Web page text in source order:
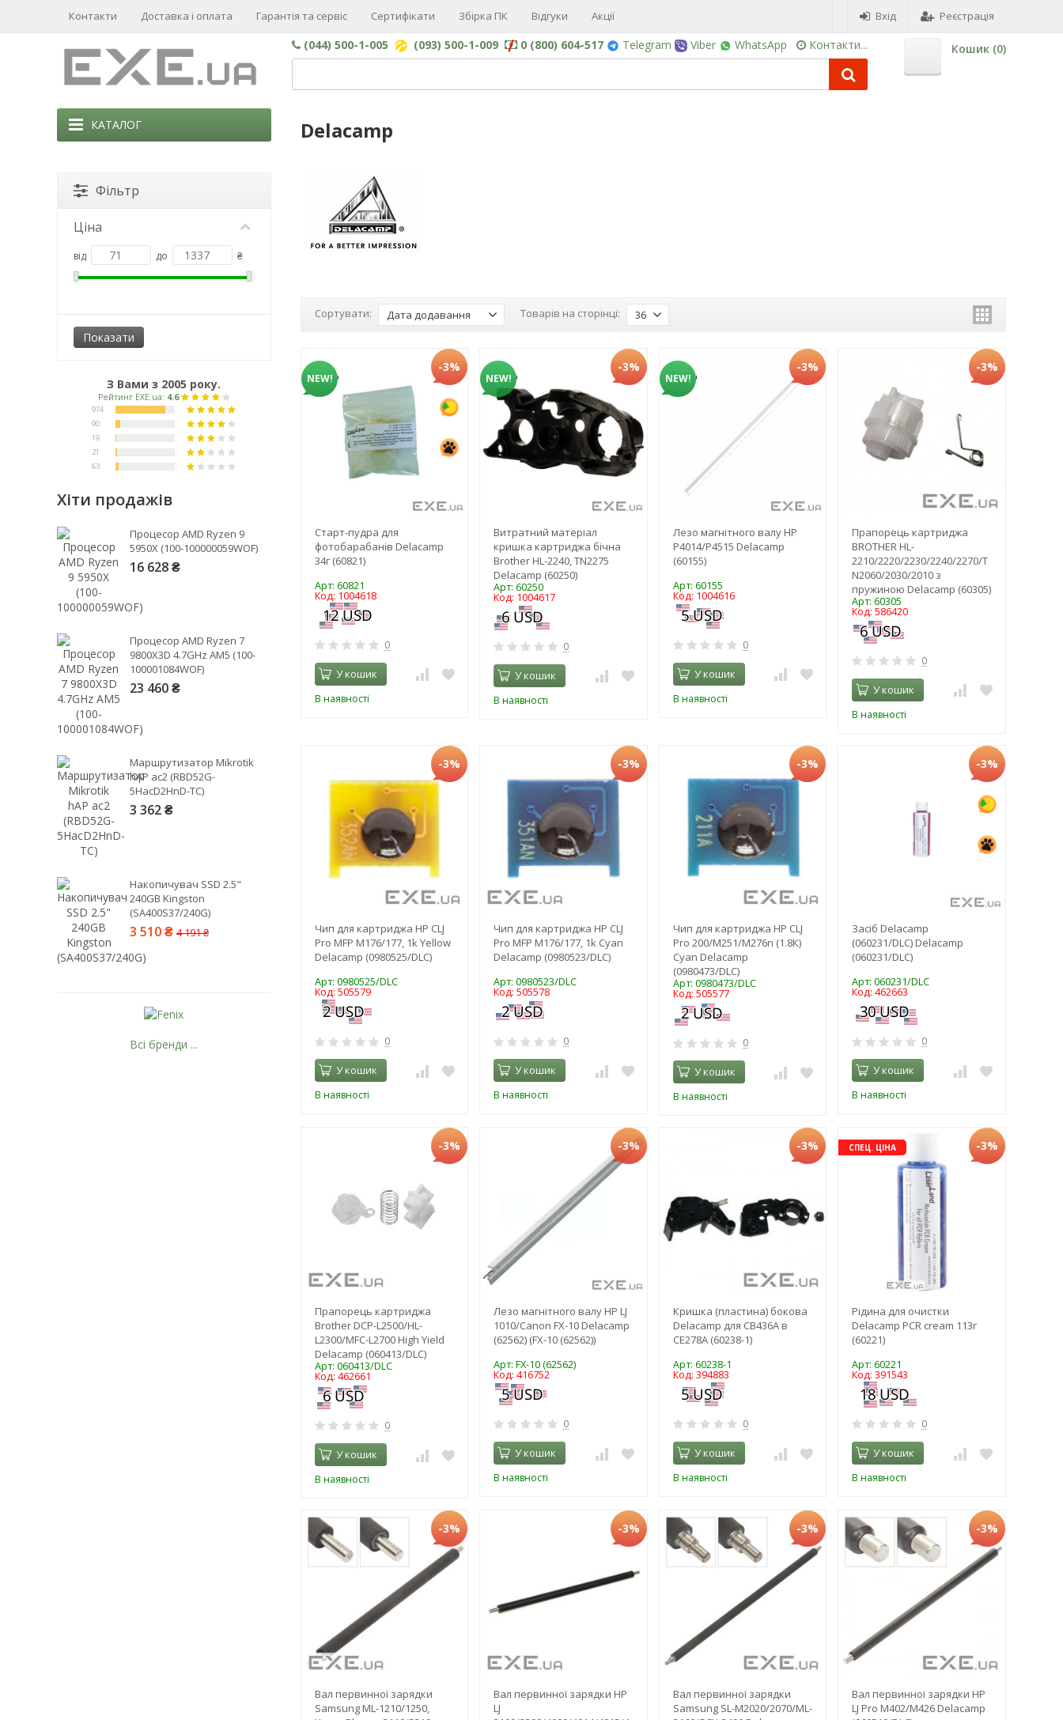
Контакти Доставка і оплата Гарантія та сервіс Сертифікати Збірка ПК Відгуки Акції Вхід Реєстрація
(044) 500-1-005 (093) 500-1-009 0 (800) 604-517 Telegram Viber WhatsApp Контакти... Кошик (0)
КАТАЛОГ Delacamp
Сортувати: Дата додавання Товарів на сторінці: 36
NEW!
-3%
Старт-пудра для
фотобарабанів Delacamp
34г (60821)
Арт: 60821
Код: 1004618
0
У кошик
В наявності
NEW!
-3%
Витратний матеріал
кришка картриджа бічна
Brother HL-2240, TN2275
Delacamp (60250)
Арт: 60250
Код: 1004617
0
У кошик
В наявності
NEW!
-3%
Лезо магнітного валу HP
P4014/P4515 Delacamp
(60155)
Арт: 60155
Код: 1004616
0
У кошик
В наявності
-3%
Прапорець картриджа
BROTHER HL-
2210/2220/2230/2240/2270/T
N2060/2030/2010 з
пружиною Delacamp (60305)
Арт: 60305
Код: 586420
0
У кошик
В наявності
-3%
Чип для картриджа HP CLJ
Pro MFP M176/177, 1k Yellow
Delacamp (0980525/DLC)
Арт: 0980525/DLC
Код: 505579
0
У кошик
В наявності
-3%
Чип для картриджа HP CLJ
Pro MFP M176/177, 1k Cyan
Delacamp (0980523/DLC)
Арт: 0980523/DLC
Код: 505578
0
У кошик
В наявності
-3%
Чип для картриджа HP CLJ
Pro 200/M251/M276n (1.8К)
Cyan Delacamp
(0980473/DLC)
Арт: 0980473/DLC
Код: 505577
0
У кошик
В наявності
-3%
Засіб Delacamp
(060231/DLC) Delacamp
(060231/DLC)
Арт: 060231/DLC
Код: 462663
0
У кошик
В наявності
-3%
Прапорець картриджа
Brother DCP-L2500/HL-
L2300/MFC-L2700 High Yield
Delacamp (060413/DLC)
Арт: 060413/DLC
Код: 462661
0
У кошик
В наявності
-3%
Лезо магнітного валу HP LJ
1010/Canon FX-10 Delacamp
(62562) (FX-10 (62562))
Арт: FX-10 (62562)
Код: 416752
0
У кошик
В наявності
-3%
Кришка (пластина) бокова
Delacamp для CB436A в
CE278A (60238-1)
Арт: 60238-1
Код: 394883
0
У кошик
В наявності
СПЕЦ. ЦІНА -3%
Рідина для очистки
Delacamp PCR cream 113г
(60221)
Арт: 60221
Код: 391543
0
У кошик
В наявності
-3%
Вал первинної зарядки
Samsung ML-1210/1250,
-3%
Вал первинної зарядки HP
LJ
-3%
Вал первинної зарядки
Samsung SL-M2020/2070/ML-
-3%
Вал первинної зарядки HP
LJ Pro M402/M426 Delacamp
Фільтр
Ціна
від до ₴
З Вами з 2005 року.
Рейтинг EXE.ua:4.6
974
90
21
Хіти продажів
Процесор AMD Ryzen 9
5950X (100-100000059WOF)
16 628 ₴
Процесор AMD Ryzen 7
9800X3D 4.7GHz AM5 (100-
100001084WOF)
23 460 ₴
Маршрутизатор Mikrotik
hAP ac2 (RBD52G-
5HacD2HnD-TC)
3 362 ₴
Накопичувач SSD 2.5"
240GB Kingston
(SA400S37/240G)
3 510 ₴ 4 191 ₴
Всі бренди ...